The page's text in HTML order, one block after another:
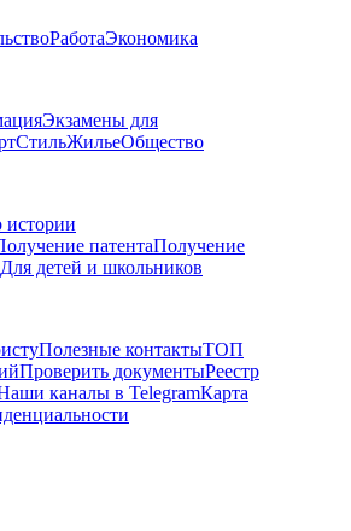
РаботаЭкономика
Экзамены для
СтильЖильеОбщество
истории
патентаПолучение
Для детей и школьников
Полезные контактыТОП
Проверить документыРеестр
каналы в TelegramКарта